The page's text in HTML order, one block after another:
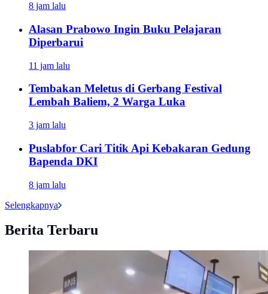
8 jam lalu
Alasan Prabowo Ingin Buku Pelajaran
Diperbarui
11 jam lalu
Tembakan Meletus di Gerbang Festival
Lembah Baliem, 2 Warga Luka
3 jam lalu
Puslabfor Cari Titik Api Kebakaran Gedung
Bapenda DKI
8 jam lalu
Selengkapnya
Berita Terbaru